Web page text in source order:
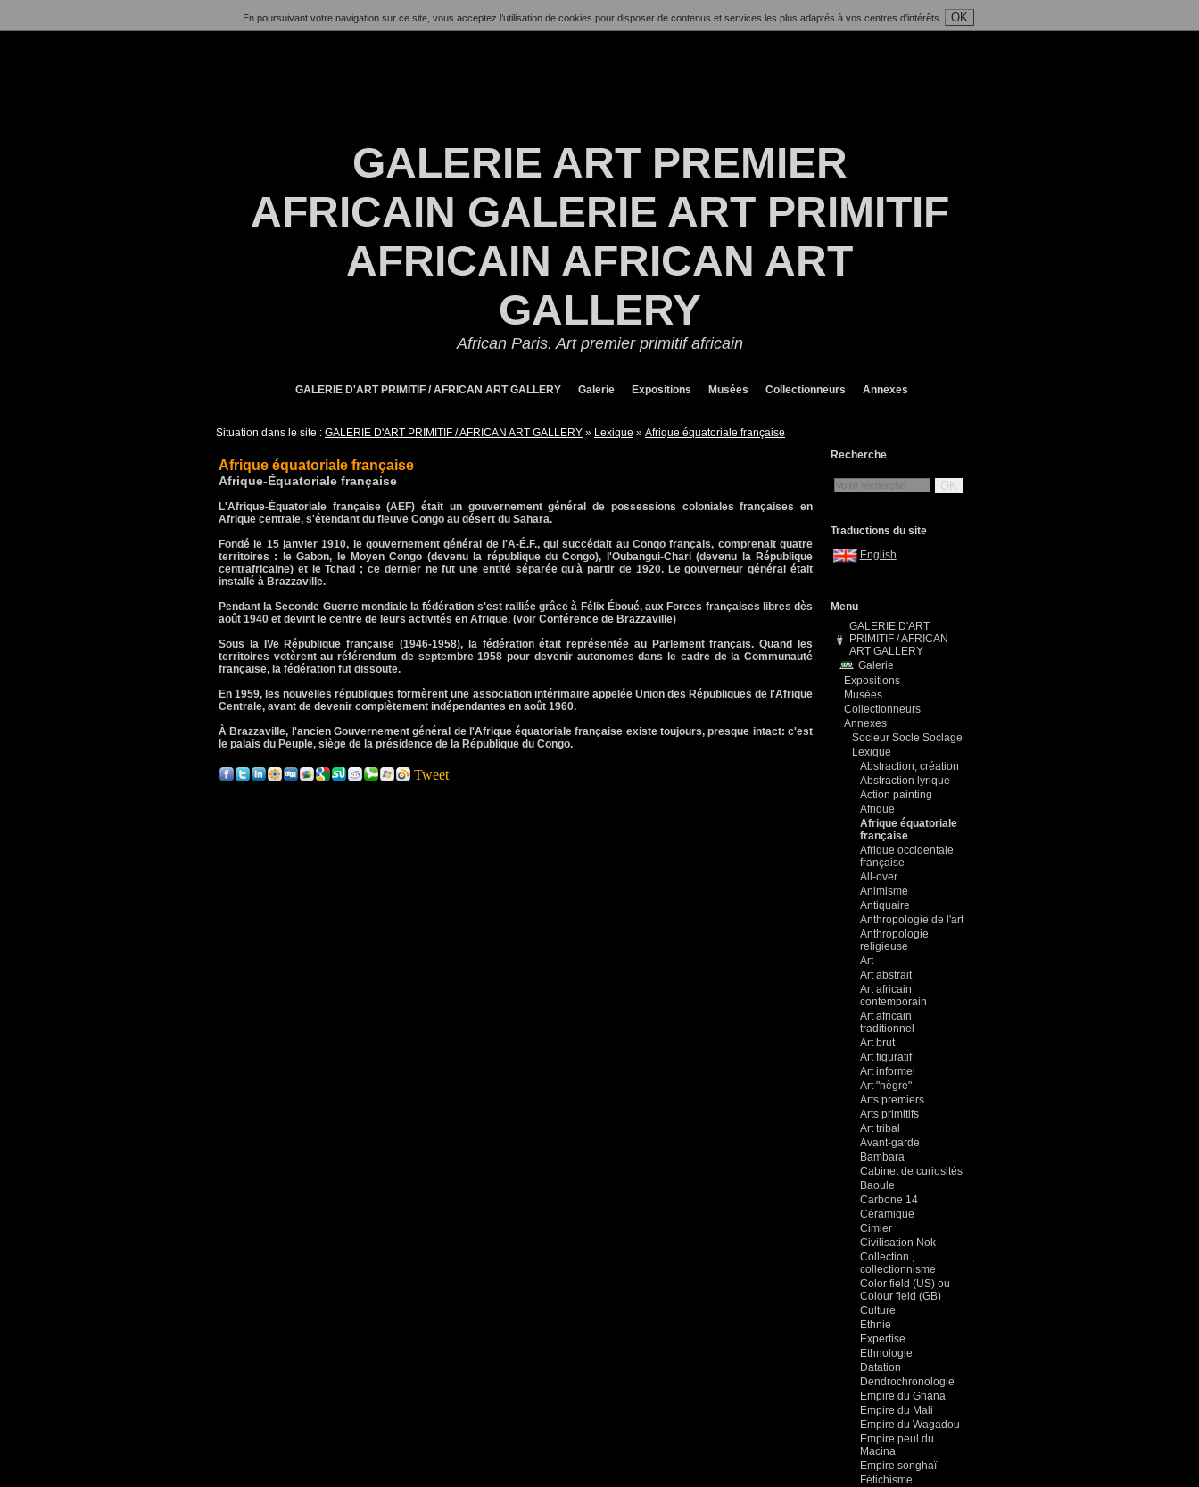
En poursuivant votre navigation sur ce site, vous acceptez l’utilisation de cookies pour disposer de contenus et services les plus adaptés à vos centres d'intérêts. OK
GALERIE ART PREMIER
AFRICAIN GALERIE ART PRIMITIF
AFRICAIN AFRICAN ART
GALLERY
African Paris. Art premier primitif africain
GALERIE D'ART PRIMITIF / AFRICAN ART GALLERY Galerie Expositions Musées Collectionneurs Annexes
Situation dans le site : GALERIE D'ART PRIMITIF / AFRICAN ART GALLERY » Lexique » Afrique équatoriale française
Afrique équatoriale française
Afrique-Équatoriale française
L'Afrique-Équatoriale française (AEF) était un gouvernement général de possessions coloniales françaises en
Afrique centrale, s'étendant du fleuve Congo au désert du Sahara.
Fondé le 15 janvier 1910, le gouvernement général de l'A-É.F., qui succédait au Congo français, comprenait quatre
territoires : le Gabon, le Moyen Congo (devenu la république du Congo), l'Oubangui-Chari (devenu la République
centrafricaine) et le Tchad ; ce dernier ne fut une entité séparée qu'à partir de 1920. Le gouverneur général était
installé à Brazzaville.
Pendant la Seconde Guerre mondiale la fédération s'est ralliée grâce à Félix Éboué, aux Forces françaises libres dès
août 1940 et devint le centre de leurs activités en Afrique. (voir Conférence de Brazzaville)
Sous la IVe République française (1946-1958), la fédération était représentée au Parlement français. Quand les
territoires votèrent au référendum de septembre 1958 pour devenir autonomes dans le cadre de la Communauté
française, la fédération fut dissoute.
En 1959, les nouvelles républiques formèrent une association intérimaire appelée Union des Républiques de l'Afrique
Centrale, avant de devenir complètement indépendantes en août 1960.
À Brazzaville, l'ancien Gouvernement général de l'Afrique équatoriale française existe toujours, presque intact: c'est
le palais du Peuple, siège de la présidence de la République du Congo.
Tweet
Recherche
OK
Traductions du site
English
Menu
GALERIE D'ART
PRIMITIF / AFRICAN
ART GALLERY
Galerie
Expositions
Musées
Collectionneurs
Annexes
Socleur Socle Soclage
Lexique
Abstraction, création
Abstraction lyrique
Action painting
Afrique
Afrique équatoriale
française
Afrique occidentale
française
All-over
Animisme
Antiquaire
Anthropologie de l'art
Anthropologie
religieuse
Art
Art abstrait
Art africain
contemporain
Art africain
traditionnel
Art brut
Art figuratif
Art informel
Art "nègre"
Arts premiers
Arts primitifs
Art tribal
Avant-garde
Bambara
Cabinet de curiosités
Baoule
Carbone 14
Céramique
Cimier
Civilisation Nok
Collection ,
collectionnisme
Color field (US) ou
Colour field (GB)
Culture
Ethnie
Expertise
Ethnologie
Datation
Dendrochronologie
Empire du Ghana
Empire du Mali
Empire du Wagadou
Empire peul du
Macina
Empire songhaï
Fétichisme